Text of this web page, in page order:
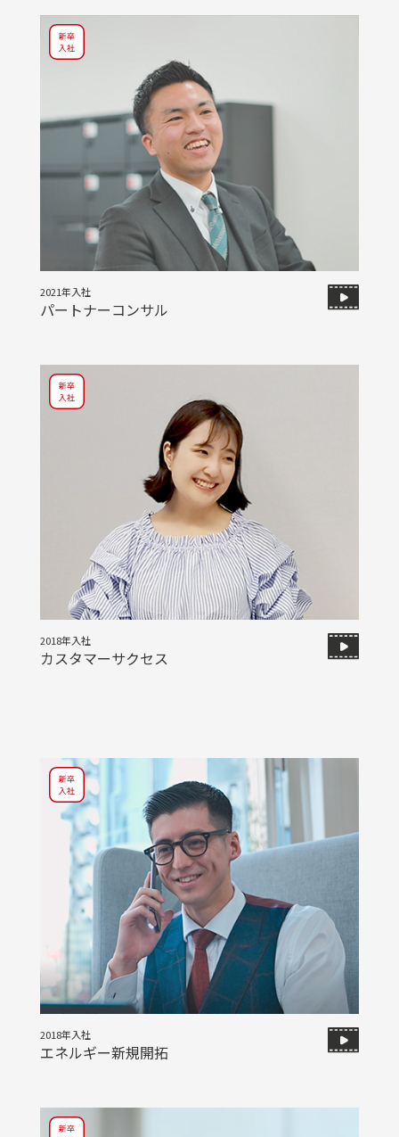
2021年入社
パートナーコンサル
2018年入社
カスタマーサクセス
2018年入社
エネルギー新規開拓